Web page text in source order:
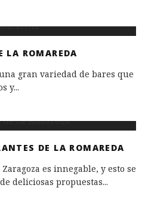
LA ROMAREDA
gran variedad de bares que
y...
DE LA ROMAREDA
es innegable, y esto se
deliciosas propuestas...